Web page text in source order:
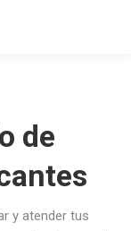
de
y atender tus